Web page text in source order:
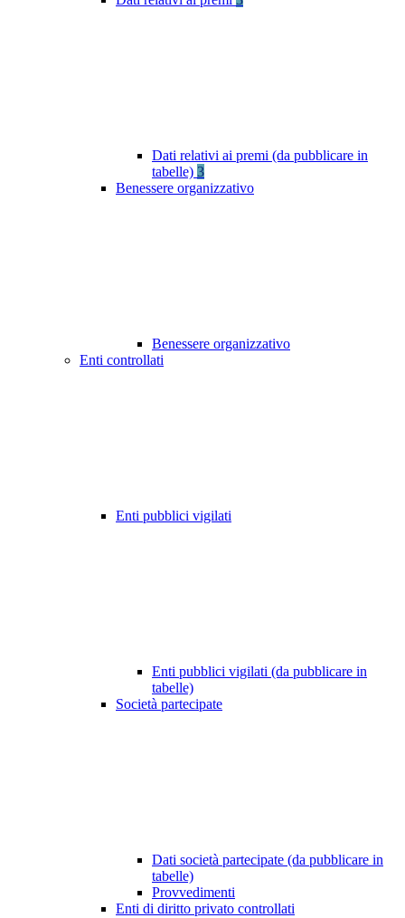
Dati relativi ai premi (da pubblicare in
tabelle) 3
Benessere organizzativo
Benessere organizzativo
Enti controllati
Enti pubblici vigilati
Enti pubblici vigilati (da pubblicare in
tabelle)
Società partecipate
Dati società partecipate (da pubblicare in
tabelle)
Provvedimenti
Enti di diritto privato controllati